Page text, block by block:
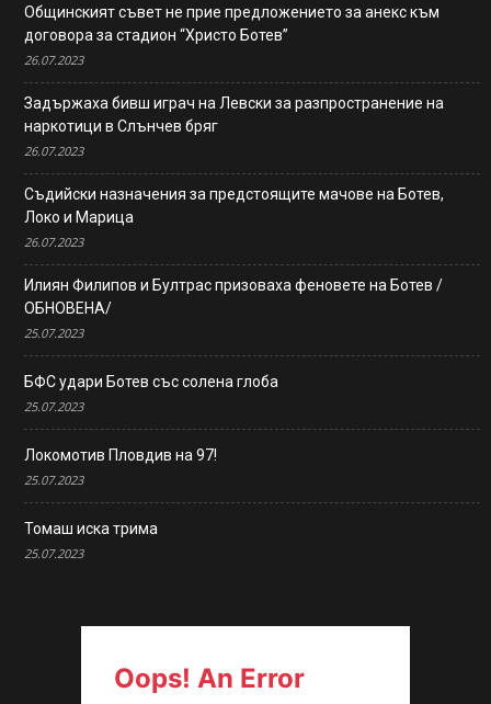
Общинският съвет не прие предложението за анекс към
договора за стадион “Христо Ботев”
26.07.2023
Задържаха бивш играч на Левски за разпространение на
наркотици в Слънчев бряг
26.07.2023
Съдийски назначения за предстоящите мачове на Ботев,
Локо и Марица
26.07.2023
Илиян Филипов и Бултрас призоваха феновете на Ботев /
ОБНОВЕНА/
25.07.2023
БФС удари Ботев със солена глоба
25.07.2023
Локомотив Пловдив на 97!
25.07.2023
Томаш иска трима
25.07.2023